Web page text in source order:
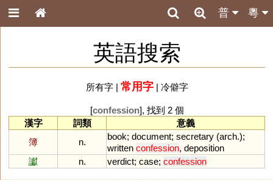
粵
普
英語搜索
所有字| 常用字| 冷僻字
[confession], 找到 2 個
漢字
詞類
意義
簿
n.
book; document; secretary (arch.);
written confession, deposition
讞
n. verdict; case; confession